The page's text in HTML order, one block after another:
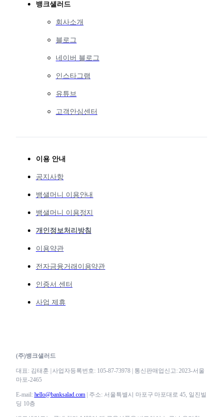
뱅크샐러드
회사소개
블로그
네이버 블로그
인스타그램
유튜브
고객안심센터
이용 안내
공지사항
뱅샐머니 이용안내
뱅샐머니 이용정지
개인정보처리방침
이용약관
전자금융거래이용약관
인증서 센터
사업 제휴
(주)뱅크샐러드
대표: 김태훈 | 사업자등록번호: 105-87-73978 | 통신판매업신고: 2023-서울
마포-2465
E-mail: hello@banksalad.com | 주소: 서울특별시 마포구 마포대로 45, 일진빌
딩 10층